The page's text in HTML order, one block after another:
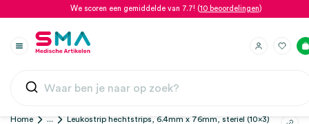
We scoren een gemiddelde van 7.7! (10 beoordelingen)
Home ... Leukostrip hechtstrips, 6.4mm x 76mm, steriel (10×3)